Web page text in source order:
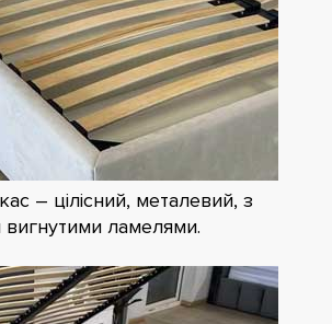
– цілісний, металевий, з
ламелями.